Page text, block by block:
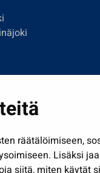
räätälöimiseen,
Lisäksi
siitä, miten käytät